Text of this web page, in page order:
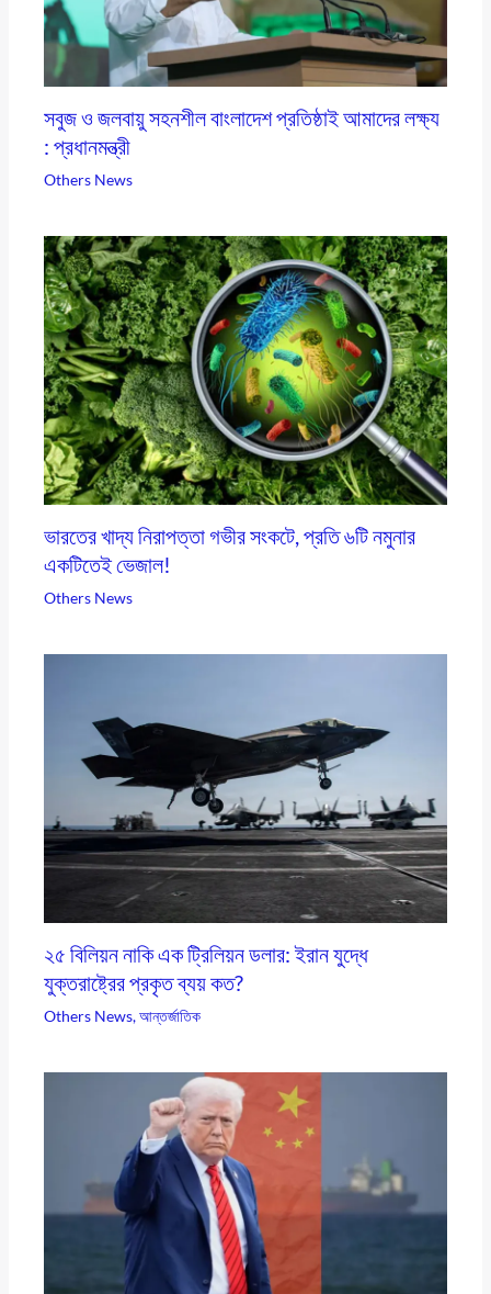
সবুজ ও জলবায়ু সহনশীল বাংলাদেশ প্রতিষ্ঠাই আমাদের লক্ষ্য
: প্রধানমন্ত্রী
Others News
ভারতের খাদ্য নিরাপত্তা গভীর সংকটে, প্রতি ৬টি নমুনার
একটিতেই ভেজাল!
Others News
২৫ বিলিয়ন নাকি এক ট্রিলিয়ন ডলার: ইরান যুদ্ধে
যুক্তরাষ্ট্রের প্রকৃত ব্যয় কত?
Others News,আন্তর্জাতিক